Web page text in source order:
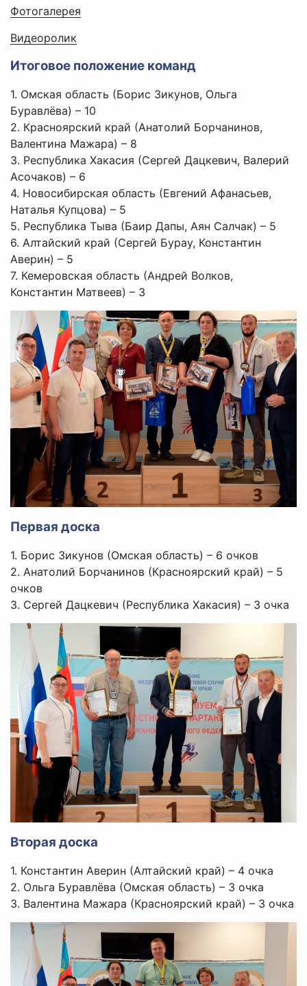
Фотогалерея
Видеоролик
Итоговое положение команд
1. Омская область (Борис Зикунов, Ольга
Буравлёва) – 10
2. Красноярский край (Анатолий Борчанинов,
Валентина Мажара) – 8
3. Республика Хакасия (Сергей Дацкевич, Валерий
Асочаков) – 6
4. Новосибирская область (Евгений Афанасьев,
Наталья Купцова) – 5
5. Республика Тыва (Баир Дапы, Аян Салчак) – 5
6. Алтайский край (Сергей Бурау, Константин
Аверин) – 5
7. Кемеровская область (Андрей Волков,
Константин Матвеев) – 3
Первая доска
1. Борис Зикунов (Омская область) – 6 очков
2. Анатолий Борчанинов (Красноярский край) – 5
очков
3. Сергей Дацкевич (Республика Хакасия) – 3 очка
Вторая доска
1. Константин Аверин (Алтайский край) – 4 очка
2. Ольга Буравлёва (Омская область) – 3 очка
3. Валентина Мажара (Красноярский край) – 3 очка